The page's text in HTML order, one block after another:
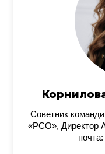
Советник
«РСО», Директор